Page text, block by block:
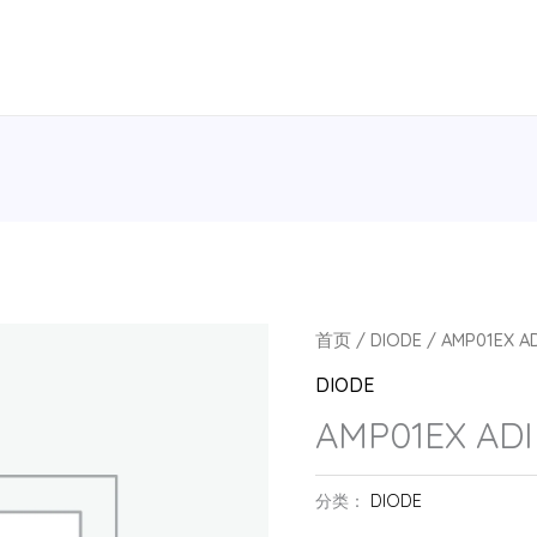
首页 /DIODE / AMP01EX
DIODE
AMP01EX ADI
分类： DIODE